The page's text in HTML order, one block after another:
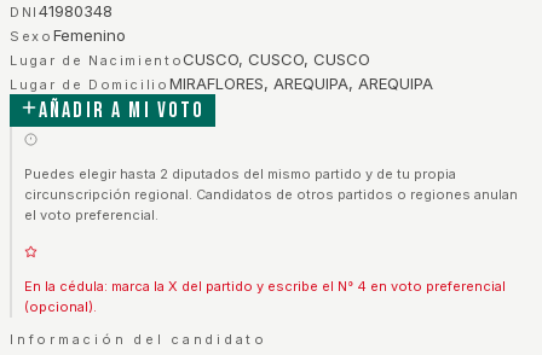
DNI 41980348
Sexo Femenino
Lugar de NacimientoCUSCO, CUSCO, CUSCO
Lugar de Domicilio MIRAFLORES, AREQUIPA, AREQUIPA
Añadir a mi voto
Puedes elegir hasta 2 diputados del mismo partido y de tu propia
circunscripción regional. Candidatos de otros partidos o regiones anulan
el voto preferencial.
En la cédula: marca la X del partido y escribe el N° 4 en voto preferencial
(opcional).
Información del candidato